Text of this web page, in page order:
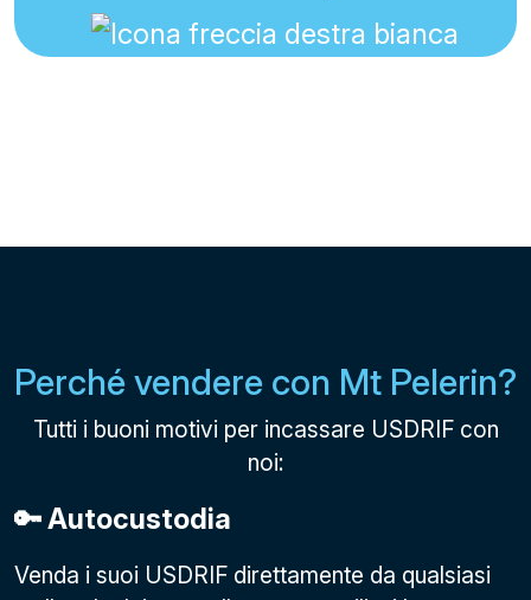
Perché vendere con Mt Pelerin?
Tutti i buoni motivi per incassare USDRIF con
noi:
🔑 Autocustodia
Venda i suoi USDRIF direttamente da qualsiasi